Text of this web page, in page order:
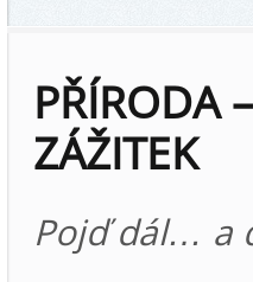
PŘÍRODA
ZÁŽITEK
Pojď dál… a